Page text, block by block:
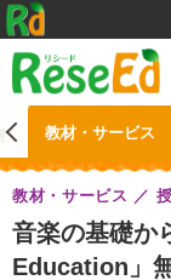
教材・サービス
音楽の基礎か
Education」
教材・サービス